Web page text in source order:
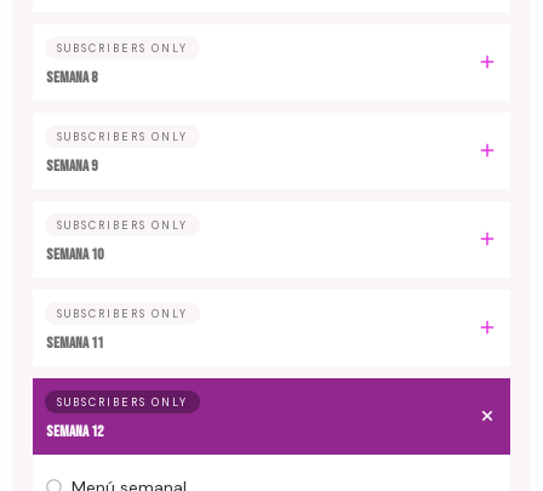
SUBSCRIBERS ONLY
Semana 8
SUBSCRIBERS ONLY
Semana 9
SUBSCRIBERS ONLY
Semana 10
SUBSCRIBERS ONLY
Semana 11
SUBSCRIBERS ONLY
Semana 12